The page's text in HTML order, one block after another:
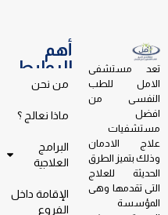
تعد مستشفى
الامل للطب
النفسى من
افضل
مستشفيات
علاج الادمان
وذلك بتميز الطرق
الحديثة للعلاج
التى تقدمها وهى
المؤسسة
أهم
الروابط
من نحن
ماذا نعالج ؟
البرامج
العلاجية
الإقامة داخل
الفروع